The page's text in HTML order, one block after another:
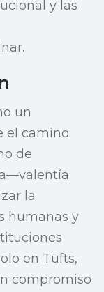
y las
un
el camino
de
la
humanas y
en Tufts,
compromiso